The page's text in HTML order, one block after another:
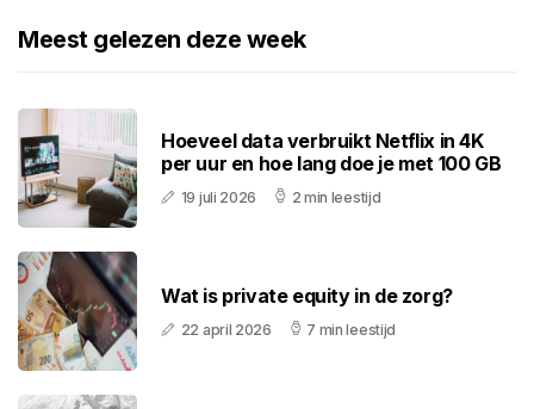
Meest gelezen deze week
Hoeveel data verbruikt Netflix in 4K
per uur en hoe lang doe je met 100 GB
19 juli 2026 2 min leestijd
Wat is private equity in de zorg?
22 april 2026 7 min leestijd